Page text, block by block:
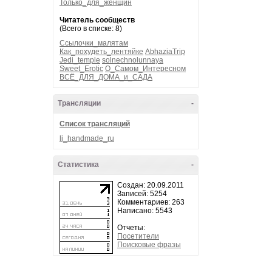
Только_для_женщин
Читатель сообществ
(Всего в списке: 8)
Ссылочки_малятам
Как_похудеть_лентяйке AbhaziaTrip
Jedi_temple solnechnolunnaya
Sweet_Erotic О_Самом_Интересном
ВСЁ_ДЛЯ_ДОМА_и_САДА
-
Трансляции
Список трансляций
lj_handmade_ru
-
Статистика
Создан: 20.09.2011
Записей: 5254
Комментариев: 263
Написано: 5543
Отчеты:
Посетители
Поисковые фразы